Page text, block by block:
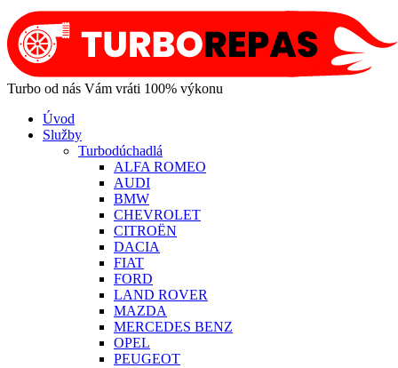
Turbo od nás Vám vráti 100% výkonu
Úvod
Služby
Turbodúchadlá
ALFA ROMEO
AUDI
BMW
CHEVROLET
CITROËN
DACIA
FIAT
FORD
LAND ROVER
MAZDA
MERCEDES BENZ
OPEL
PEUGEOT